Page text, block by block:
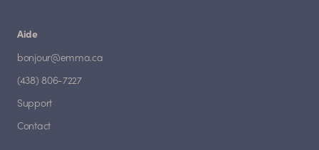
Aide
bonjour@emma.ca
(438) 806-7227
Support
Contact